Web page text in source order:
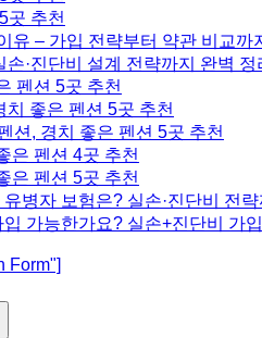
곳 추천
유 – 가입 전략부터 약관 비교까
·진단비 설계 전략까지 완벽 정
펜션 5곳 추천
좋은 펜션 5곳 추천
션, 경치 좋은 펜션 5곳 추천
은 펜션 4곳 추천
은 펜션 5곳 추천
병자 보험은? 실손·진단비 전
가능한가요? 실손+진단비 가
Form"]